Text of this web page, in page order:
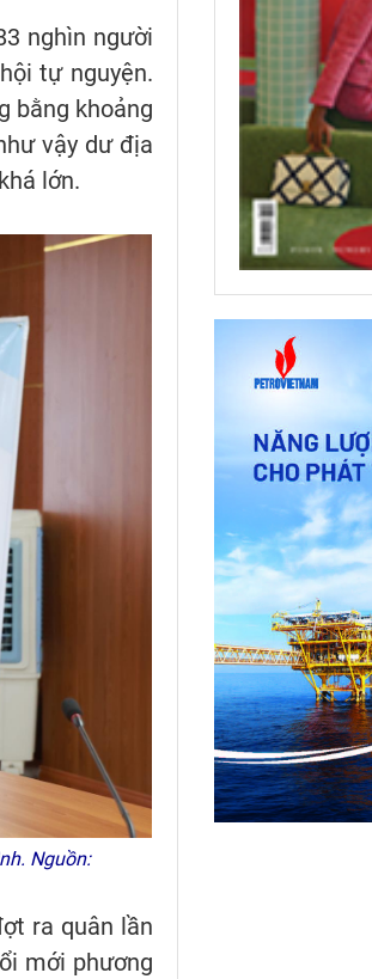
nghìn người
tự nguyện.
bằng khoảng
vậy dư địa
lớn.
Nguồn:
ra quân lần
mới phương